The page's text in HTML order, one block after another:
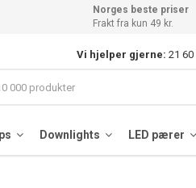
Norges beste priser
Frakt fra kun 49 kr.
Vi hjelper gjerne: 21 60
Downlights LED pærer